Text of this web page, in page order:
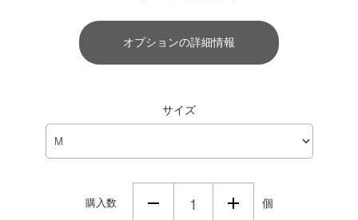
オプションの詳細情報
サイズ
購入数 個